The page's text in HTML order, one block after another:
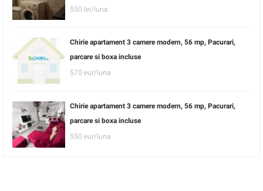
550 lei/luna
Chirie apartament 3 camere modern, 56 mp, Pacurari,
parcare si boxa incluse
570 eur/luna
Chirie apartament 3 camere modern, 56 mp, Pacurari,
parcare si boxa incluse
550 eur/luna